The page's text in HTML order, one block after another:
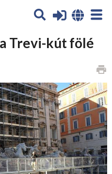
Trevi-kút fölé
print